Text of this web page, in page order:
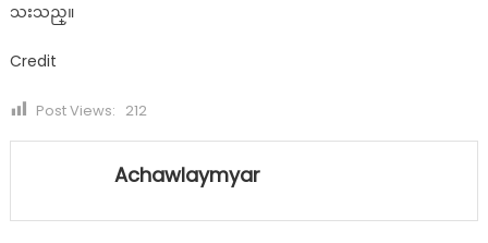
သးသည္။
Credit
Post Views: 212
Achawlaymyar